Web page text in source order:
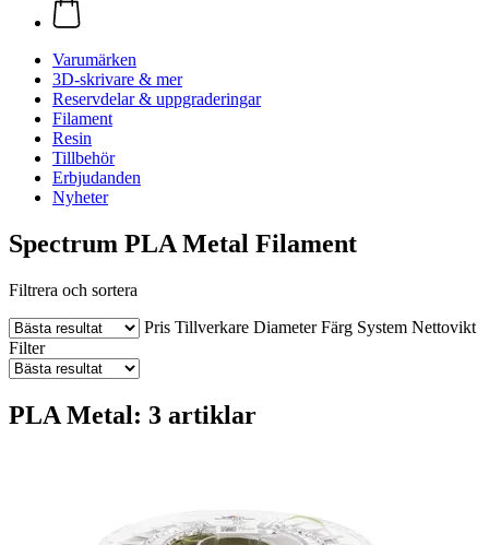
Varumärken
3D-skrivare & mer
Reservdelar & uppgraderingar
Filament
Resin
Tillbehör
Erbjudanden
Nyheter
Spectrum PLA Metal Filament
Filtrera och sortera
Pris Tillverkare Diameter Färg System Nettovikt
Filter
PLA Metal: 3 artiklar